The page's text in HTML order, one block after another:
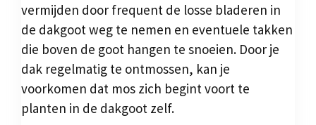
vermijden door frequent de losse bladeren in
de dakgoot weg te nemen en eventuele takken
die boven de goot hangen te snoeien. Door je
dak regelmatig te ontmossen, kan je
voorkomen dat mos zich begint voort te
planten in de dakgoot zelf.